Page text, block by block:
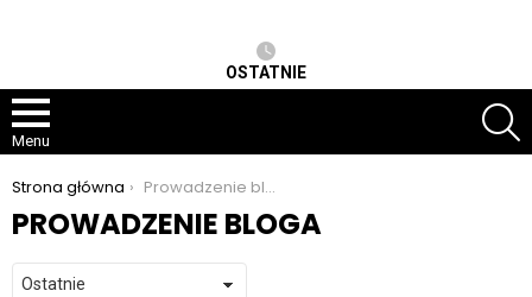
OSTATNIE
Menu
Jesteś tutaj:
Strona główna Prowadzenie bloga
PROWADZENIE BLOGA